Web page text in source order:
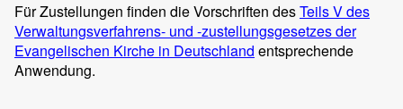
Für Zustellungen finden die Vorschriften desTeils V des
Verwaltungsverfahrens- und -zustellungsgesetzes der
Evangelischen Kirche in Deutschland entsprechende
Anwendung.